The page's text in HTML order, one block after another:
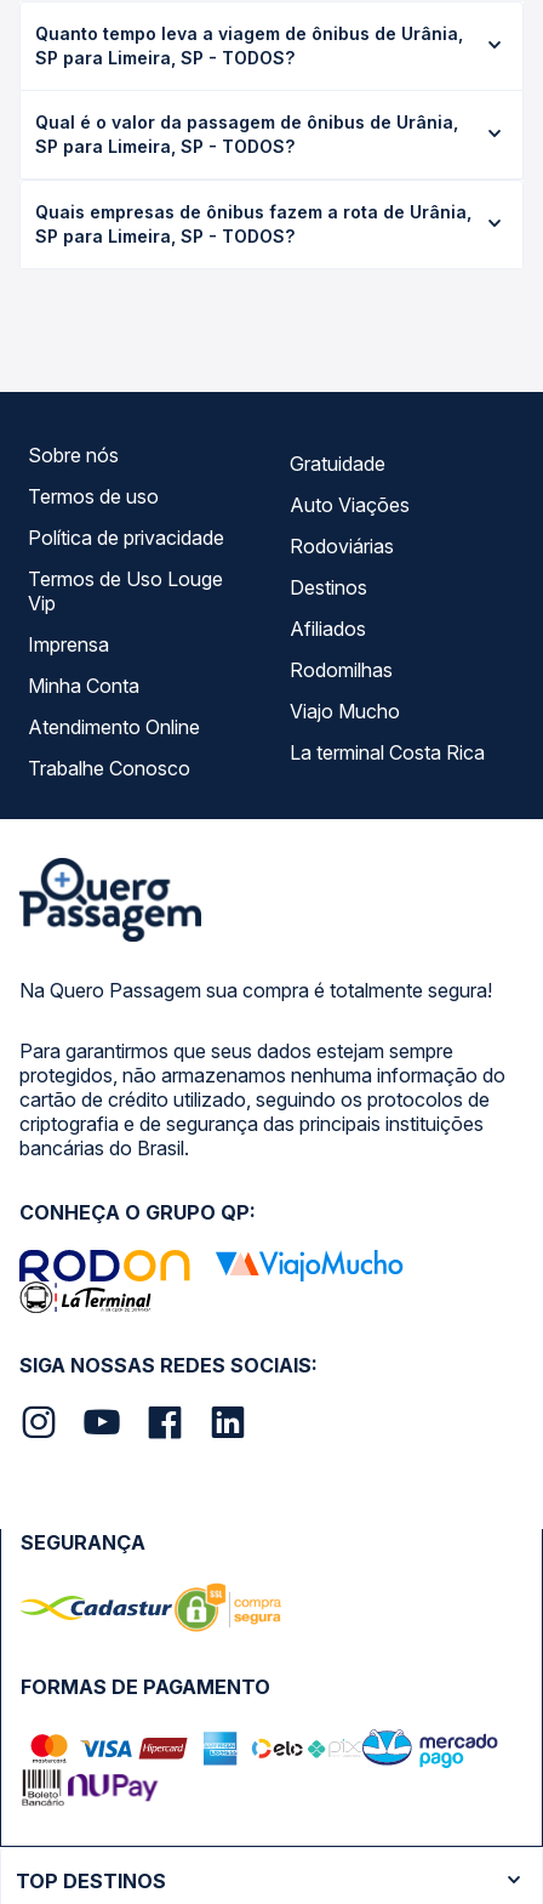
Quanto tempo leva a viagem de ônibus de Urânia,
SP para Limeira, SP - TODOS?
TODOS leva em média 7h 45min, podendo variar
conforme a viação, o tipo de serviço (convencional,
duração exata de cada opção na data desejada.
Qual é o valor da passagem de ônibus de Urânia,
SP para Limeira, SP - TODOS?
Limeira, SP - TODOS custa em média R$ 204,89 e varia
conforme a data da viagem, a empresa, o tipo de poltrona
Quais empresas de ônibus fazem a rota de Urânia,
SP para Limeira, SP - TODOS?
Na Quero Passagem sua compra é totalmente segura!
Para garantirmos que seus dados estejam sempre
protegidos, não armazenamos nenhuma informação do
cartão de crédito utilizado, seguindo os protocolos de
criptografia e de segurança das principais instituições
bancárias do Brasil.
Sobre nós
Termos de uso
Política de privacidade
Termos de Uso Louge
Vip
Imprensa
Minha Conta
Atendimento Online
Trabalhe Conosco
Gratuidade
Auto Viações
Rodoviárias
Destinos
Afiliados
Rodomilhas
Viajo Mucho
La terminal Costa Rica
SIGA NOSSAS REDES SOCIAIS:
CONHEÇA O GRUPO QP:
FORMAS DE PAGAMENTO
SEGURANÇA
TOP DESTINOS